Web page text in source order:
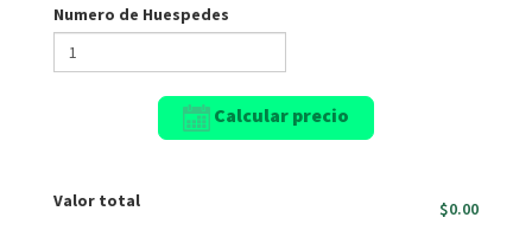
Numero de Huespedes
Calcular precio
Valor total $0.00